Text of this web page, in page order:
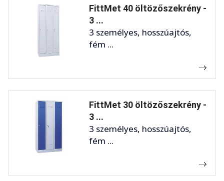
FittMet 40 öltözőszekrény -
3 ...
3 személyes, hosszúajtós,
fém ...
FittMet 30 öltözőszekrény -
3 ...
3 személyes, hosszúajtós,
fém ...